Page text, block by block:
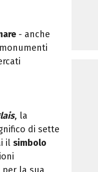
- anche
, la
di sette
il simbolo